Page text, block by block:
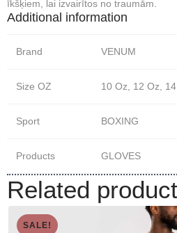
īkšķiem, lai izvairītos no traumām.
Additional information
Brand VENUM
Size OZ 10 Oz, 12 Oz,
Sport BOXING
Products GLOVES
Related
SALE!